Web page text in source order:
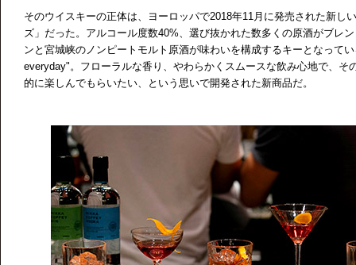
そのウイスキーの正体は、ヨーロッパで2018年11月に発売された新し
ズ」だった。アルコール度数40%、選び抜かれた数多くの原酒がブレ
ンと宮城峡のノンピートモルト原酒が味わいを構成するキーとなって
everyday"。フローラルな香り、やわらかくスムースな飲み心地で、そ
的に楽しんでもらいたい、という思いで開発された新商品だ。